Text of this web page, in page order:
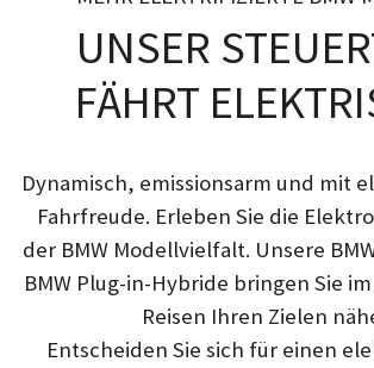
UNSER
FÄHRT
Dynamisch, emissionsarm und mit
Fahrfreude. Erleben Sie die
der BMW Modellvielfalt. Unsere
BMW Plug-in-Hybride bringen Sie
Reisen Ihren Zielen
Entscheiden Sie sich für einen